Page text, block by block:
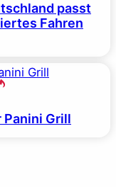
passt
Fahren
Panini Grill